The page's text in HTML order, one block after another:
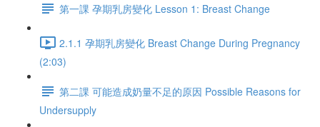
第一課 孕期乳房變化 Lesson 1: Breast Change
2.1.1 孕期乳房變化 Breast Change During Pregnancy
(2:03)
第二課 可能造成奶量不足的原因 Possible Reasons for
Undersupply